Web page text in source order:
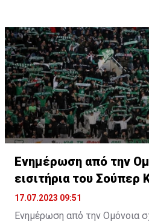
Ενημέρωση από την
εισιτήρια του Σούπερ
17.07.2023 09:51
Ενημέρωση από την Ομόνοια